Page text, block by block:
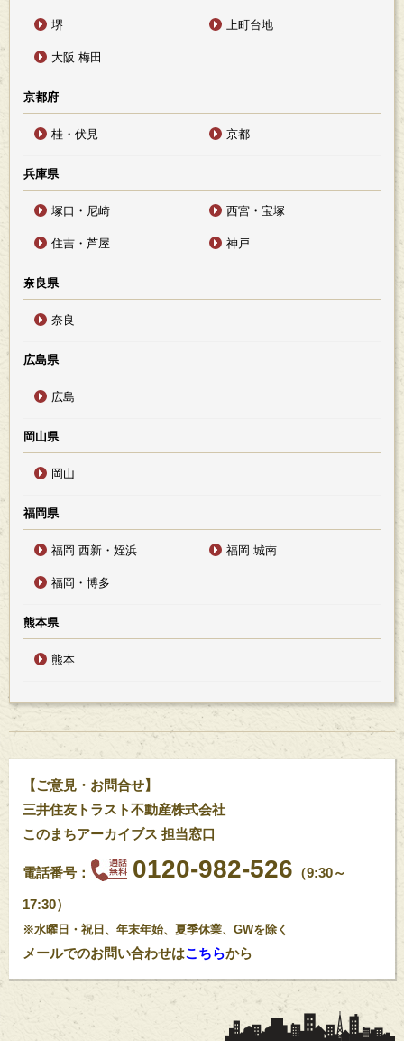
堺 上町台地
大阪 梅田
京都府
桂・伏見 京都
兵庫県
塚口・尼崎 西宮・宝塚
住吉・芦屋 神戸
奈良県
奈良
広島県
広島
岡山県
岡山
福岡県
福岡 西新・姪浜 福岡 城南
福岡・博多
熊本県
熊本
ご売却をご検討中なら ご購入をご検討中なら
【ご意見・お問合せ】
三井住友トラスト不動産株式会社
このまちアーカイブス 担当窓口
電話番号： 0120-982-526 （9:30～
17:30）
※水曜日・祝日、年末年始、夏季休業、GWを除く
メールでのお問い合わせはこちらから